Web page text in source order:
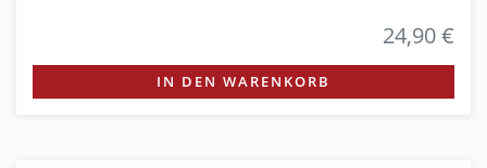
24,90 €
IN DEN WARENKORB